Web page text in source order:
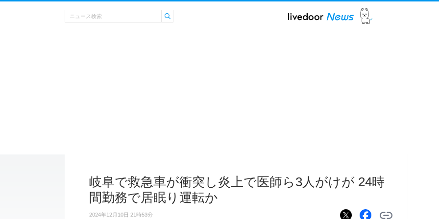
岐阜で救急車が衝突し炎上で医師ら3人がけが 24時
間勤務で居眠り運転か
2024年12月10日 21時53分